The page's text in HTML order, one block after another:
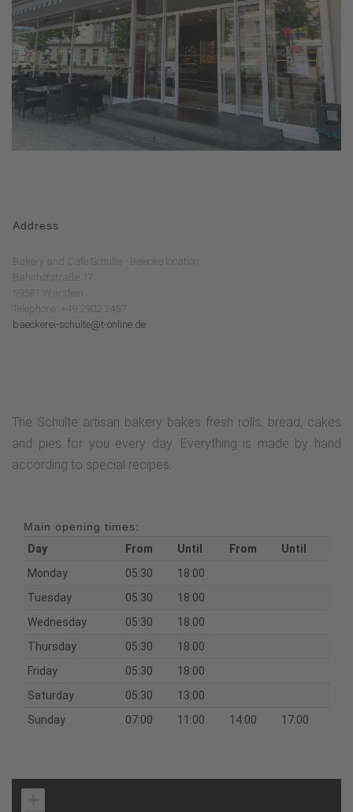
Address
Bakery and Cafe Schulte - Belecke location
Bahnhofstraße 17
59581 Warstein
Telephone: +49 2902 2457
baeckerei-schulte@t-online.de
The Schulte artisan bakery bakes fresh rolls, bread, cakes
and pies for you every day. Everything is made by hand
according to special recipes.
Main opening times:
Day
From Until From
Until
Monday
05:30
18:00
Tuesday
05:30
18:00
Wednesday
05:30
18:00
Thursday
05:30
18:00
Friday
05:30
18:00
Saturday
05:30
13:00
Sunday
07:00 11:00 14:00 17:00